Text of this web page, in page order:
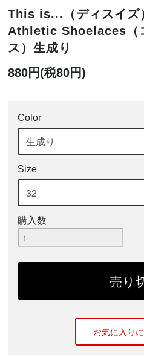
This is...（ディスイ
Athletic Shoelaces（
ス）生成り
880円(税80円)
Color
Size
購入数
お気に入り